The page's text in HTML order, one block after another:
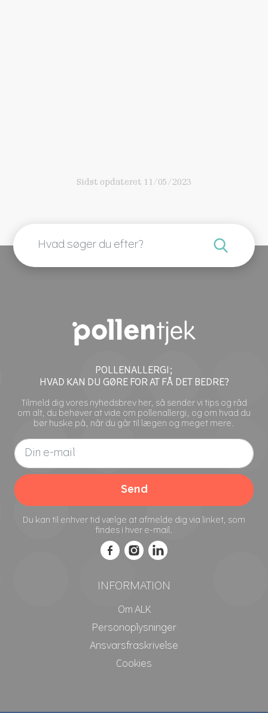
Sidst opdateret 11/05/2023
POLLENALLERGI;
HVAD KAN DU GØRE FOR AT FÅ DET BEDRE?
Tilmeld dig vores nyhedsbrev her, så sender vi tips og råd
om alt, du behøver at vide om pollenallergi, og om hvad du
bør huske på, når du går til lægen og meget mere.
Send
Du kan til enhver tid vælge at afmelde dig via linket, som
findes i hver e-mail.
INFORMATION
Om ALK
Personoplysninger
Ansvarsfraskrivelse
Cookies